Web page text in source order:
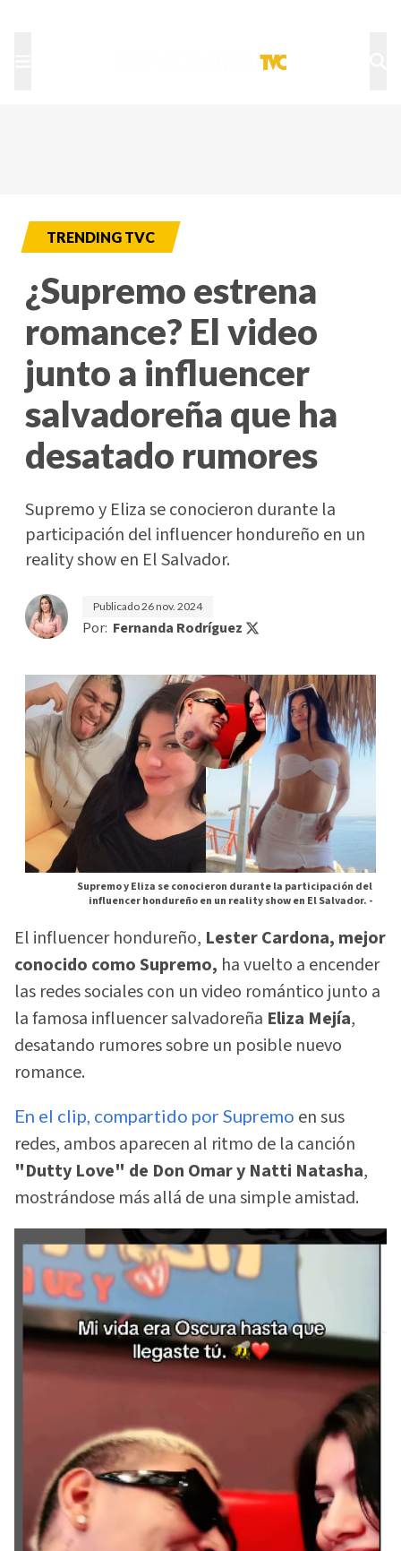
TRENDING TVC
¿Supremo estrena
romance? El video
junto a influencer
salvadoreña que ha
desatado rumores
Supremo y Eliza se conocieron durante la
participación del influencer hondureño en un
reality show en El Salvador.
Publicado26 nov. 2024
Por: Fernanda Rodríguez
Supremo y Eliza se conocieron durante la participación del
influencer hondureño en un reality show en El Salvador. -
El influencer hondureño, Lester Cardona, mejor
conocido como Supremo, ha vuelto a encender
las redes sociales con un video romántico junto a
la famosa influencer salvadoreña Eliza Mejía,
desatando rumores sobre un posible nuevo
romance.
En el clip, compartido por Supremo en sus
redes, ambos aparecen al ritmo de la canción
"Dutty Love" de Don Omar y Natti Natasha,
mostrándose más allá de una simple amistad.